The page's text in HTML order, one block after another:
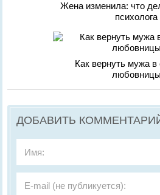
Жена изменила: что
психолога
Как вернуть мужа
любовницы
ДОБАВИТЬ